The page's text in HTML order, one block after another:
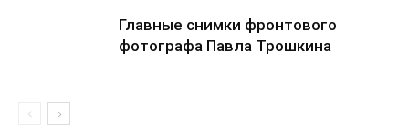
Главные снимки фронтового
фотографа Павла Трошкина